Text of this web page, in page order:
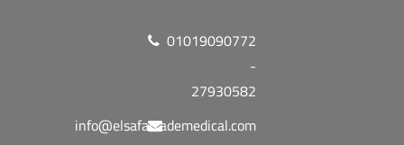
01019090772
-
27930582
info@elsafatrademedical.com